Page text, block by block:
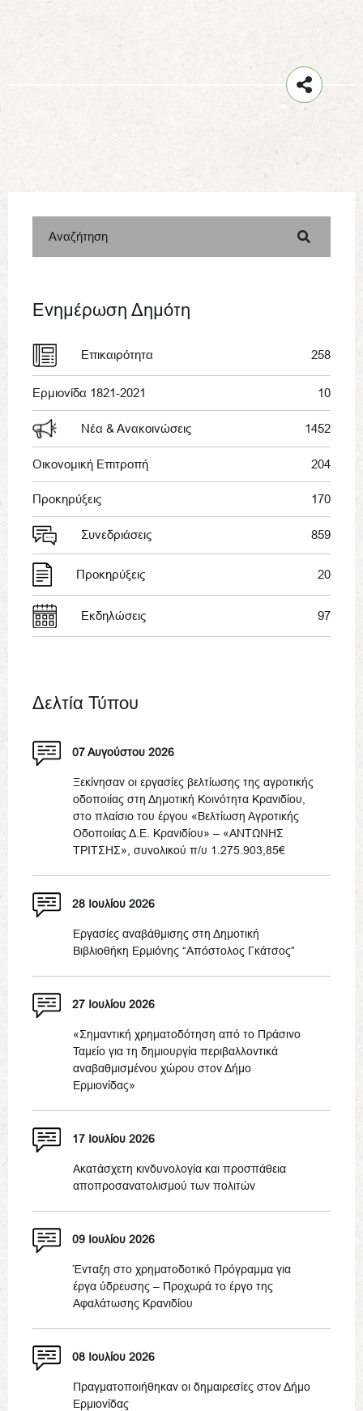
Αναζήτηση
Ενημέρωση Δημότη
Επικαιρότητα 258
Ερμιονίδα 1821-2021 10
Νέα & Ανακοινώσεις 1452
Οικονομική Επιτροπή 204
Προκηρύξεις 170
Συνεδριάσεις 859
Προκηρύξεις 20
Εκδηλώσεις 97
Δελτία Τύπου
07 Αυγούστου 2026
Ξεκίνησαν οι εργασίες βελτίωσης της αγροτικής
οδοποιίας στη Δημοτική Κοινότητα Κρανιδίου,
στο πλαίσιο του έργου «Βελτίωση Αγροτικής
Οδοποιίας Δ.Ε. Κρανιδίου» – «ΑΝΤΩΝΗΣ
ΤΡΙΤΣΗΣ», συνολικού π/υ 1.275.903,85€
28 Ιουλίου 2026
Εργασίες αναβάθμισης στη Δημοτική
Βιβλιοθήκη Ερμιόνης “Απόστολος Γκάτσος”
27 Ιουλίου 2026
«Σημαντική χρηματοδότηση από το Πράσινο
Ταμείο για τη δημιουργία περιβαλλοντικά
αναβαθμισμένου χώρου στον Δήμο
Ερμιονίδας»
17 Ιουλίου 2026
Ακατάσχετη κινδυνολογία και προσπάθεια
αποπροσανατολισμού των πολιτών
09 Ιουλίου 2026
Ένταξη στο χρηματοδοτικό Πρόγραμμα για
έργα ύδρευσης – Προχωρά το έργο της
Αφαλάτωσης Κρανιδίου
08 Ιουλίου 2026
Πραγματοποιήθηκαν οι δημαιρεσίες στον Δήμο
Ερμιονίδας